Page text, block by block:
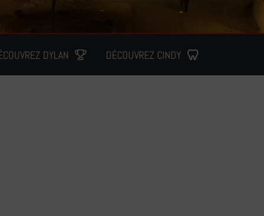
DYLAN DÉCOUVREZ CINDY